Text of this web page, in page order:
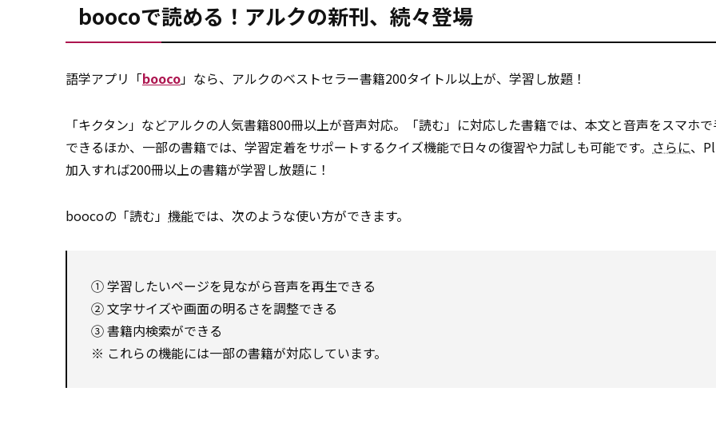
boocoで読める！アルクの新刊、続々登場
語学アプリ「booco」なら、アルクのベストセラー書籍200タイトル以上が、学習し放題！
「キクタン」などアルクの人気書籍800冊以上が音声対応。「読む」に対応した書籍では、本文と音声をスマホ
できるほか、一部の書籍では、学習定着をサポートするクイズ機能で日々の復習や力試しも可能です。 さらに、
加入すれば200冊以上の書籍が学習し放題に！
boocoの「読む」 機能では、次のような使い方ができます。
① 学習したいページを見ながら音声を再生できる
② 文字サイズや画面の明るさを調整できる
③ 書籍内検索ができる
※ これらの機能には一部の書籍が対応しています。